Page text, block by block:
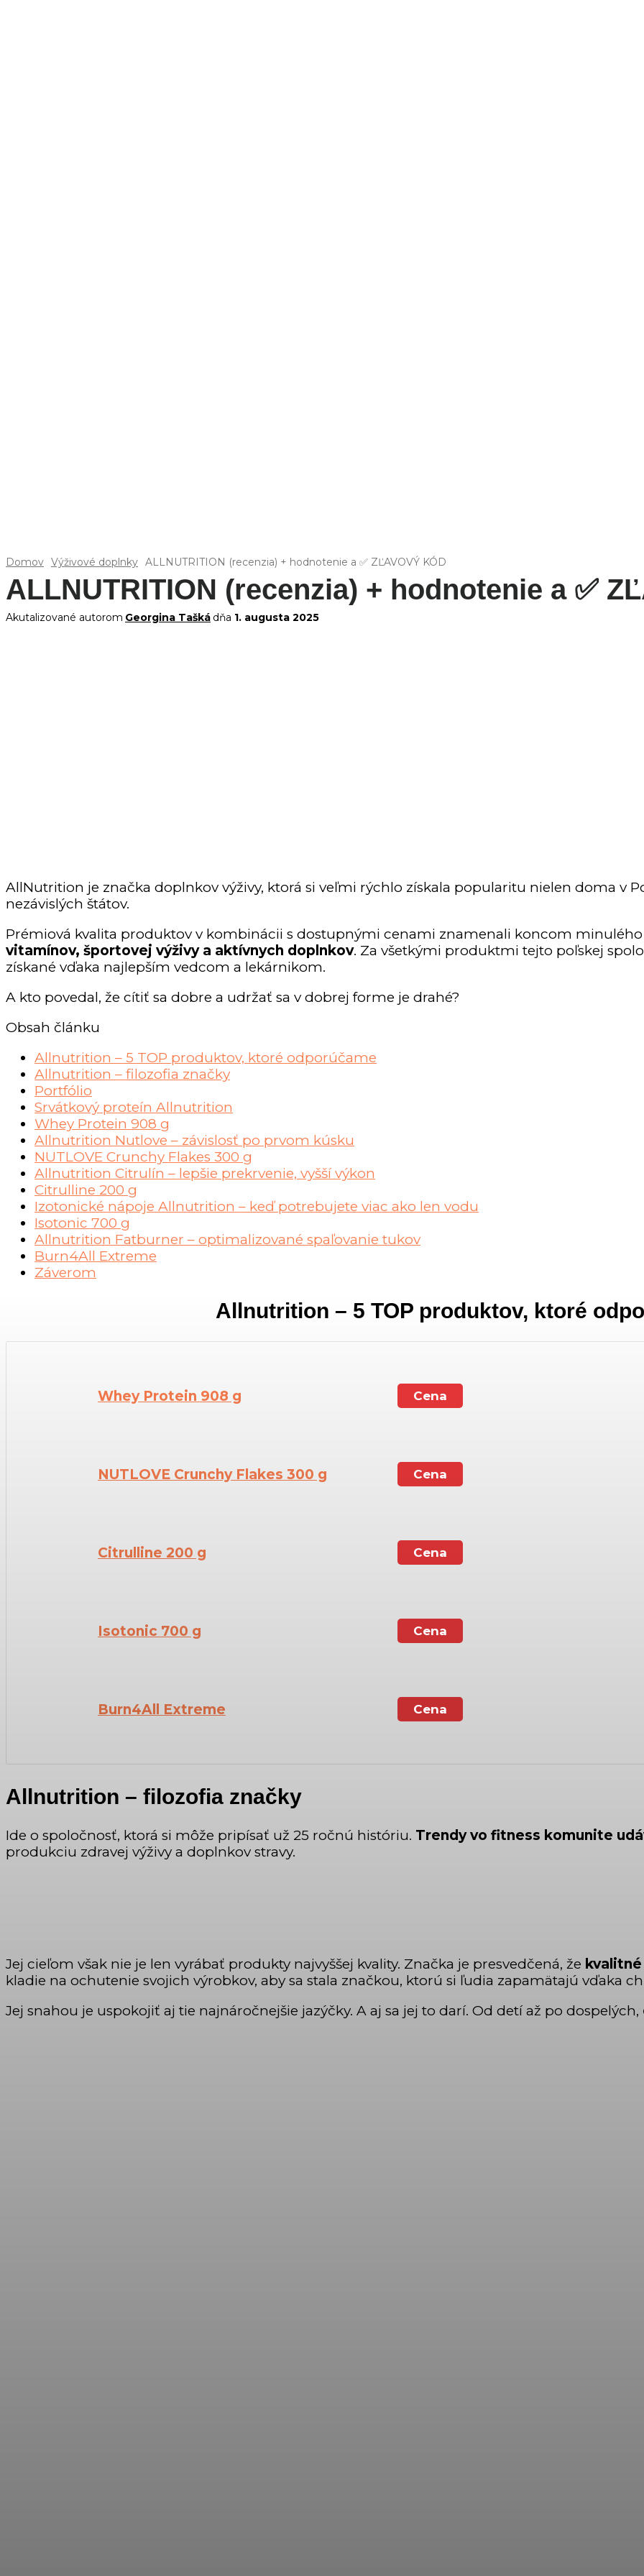
Domov Výživové doplnky ALLNUTRITION (recenzia) + hodnotenie a ✅ ZĽAVOVÝ KÓD
ALLNUTRITION (recenzia) + hodnotenie a ✅
Akutalizované autorom Georgina Tašká dňa 1. augusta 2025
AllNutrition je značka doplnkov výživy, ktorá si veľmi rýchlo získala popularitu nielen doma v
nezávislých štátov.
Prémiová kvalita produktov v kombinácii s dostupnými cenami znamenali koncom
vitamínov, športovej výživy a aktívnych doplnkov. Za všetkými produktmi tejto poľskej
získané vďaka najlepším vedcom a lekárnikom.
A kto povedal, že cítiť sa dobre a udržať sa v dobrej forme je drahé?
Obsah článku
Allnutrition – 5 TOP produktov, ktoré odporúčame
Allnutrition – filozofia značky
Portfólio
Srvátkový proteín Allnutrition
Whey Protein 908 g
Allnutrition Nutlove – závislosť po prvom kúsku
NUTLOVE Crunchy Flakes 300 g
Allnutrition Citrulín – lepšie prekrvenie, vyšší výkon
Citrulline 200 g
Izotonické nápoje Allnutrition – keď potrebujete viac ako len vodu
Isotonic 700 g
Allnutrition Fatburner – optimalizované spaľovanie tukov
Burn4All Extreme
Záverom
Allnutrition – 5 TOP produktov, ktoré
Whey Protein 908 g Cena
NUTLOVE Crunchy Flakes 300 g Cena
Citrulline 200 g Cena
Isotonic 700 g Cena
Burn4All Extreme Cena
Allnutrition – filozofia značky
Ide o spoločnosť, ktorá si môže pripísať už 25 ročnú históriu. Trendy vo fitness komunite
produkciu zdravej výživy a doplnkov stravy.
Jej cieľom však nie je len vyrábať produkty najvyššej kvality. Značka je presvedčená, že
kladie na ochutenie svojich výrobkov, aby sa stala značkou, ktorú si ľudia zapamätajú vďaka
Jej snahou je uspokojiť aj tie najnáročnejšie jazýčky. A aj sa jej to darí. Od detí až po dospelých,